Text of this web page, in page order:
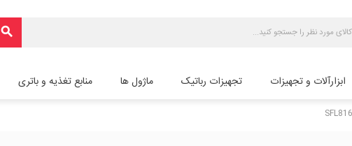
search
ابزارآلات و تجهیزات تجهیزات رباتیک ماژول ها منابع تغذیه و باتری